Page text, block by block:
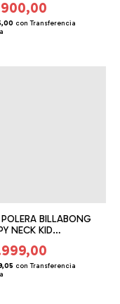
con Transferencia
BILLABONG
NECK KID
con Transferencia